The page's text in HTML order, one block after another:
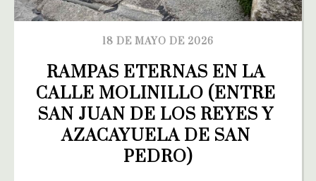
18 DE MAYO DE 2026
RAMPAS ETERNAS EN LA
CALLE MOLINILLO (ENTRE
SAN JUAN DE LOS REYES Y
AZACAYUELA DE SAN
PEDRO)